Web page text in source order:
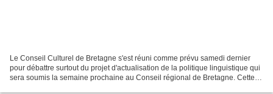
Le Conseil Culturel de Bretagne s'est réuni comme prévu samedi dernier
pour débattre surtout du projet d'actualisation de la politique linguistique qui
sera soumis la semaine prochaine au Conseil régional de Bretagne. Cette